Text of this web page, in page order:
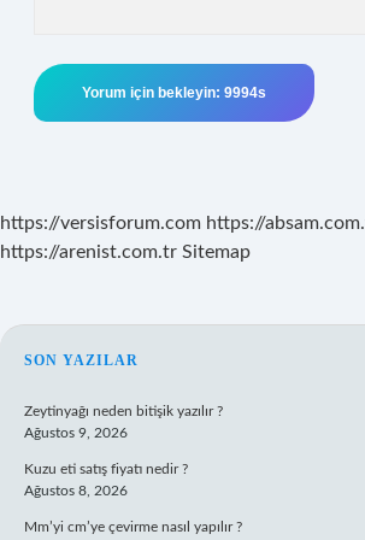
https://versisforum.com https://
https://arenist.com.tr Sitemap
SIDEBAR
SON YAZILAR
Zeytinyağı neden bitişik yazılır ?
Ağustos 9, 2026
Kuzu eti satış fiyatı nedir ?
Ağustos 8, 2026
Mm’yi cm’ye çevirme nasıl yapılır ?